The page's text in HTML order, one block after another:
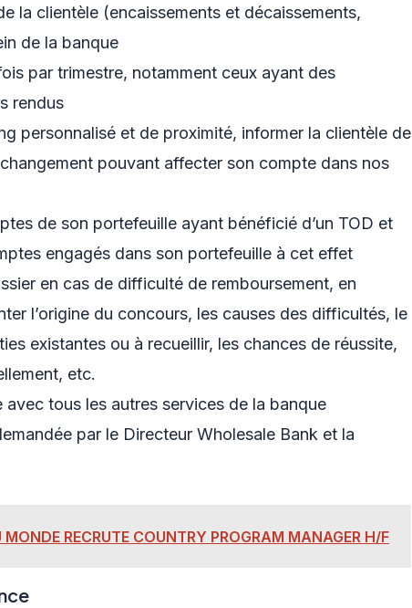
la clientèle (encaissements et décaissements,
de la banque
par trimestre, notamment ceux ayant des
rendus
personnalisé et de proximité, informer la clientèle de
pouvant affecter son compte dans nos
de son portefeuille ayant bénéficié d’un TOD et
engagés dans son portefeuille à cet effet
en cas de difficulté de remboursement, en
l’origine du concours, les causes des difficultés, le
existantes ou à recueillir, les chances de réussite,
etc.
tous les autres services de la banque
par le Directeur Wholesale Bank et la
MONDE RECRUTE COUNTRY PROGRAM MANAGER H/F